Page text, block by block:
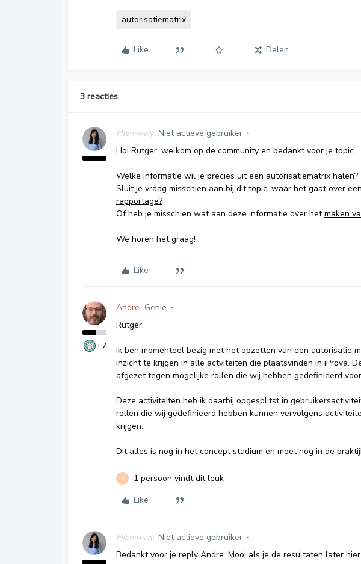
autorisatiematrix
Like Delen
3 reacties
Hiewwaiy Niet actieve gebruiker
Hoi Rutger, welkom op de community en bedankt voor je topic.
Welke informatie wil je precies uit een autorisatiematrix halen?
Sluit je vraag misschien aan bij dittopic, waar het gaat over
rapportage?
Of heb je misschien wat aan deze informatie over hetmaken
We horen het graag!
Like
+7
Andre Genie
Rutger,
ik ben momenteel bezig met het opzetten van een autorisatie
inzicht te krijgen in alle actviteiten die plaatsvinden in iProva.
afgezet tegen mogelijke rollen die wij hebben gedefinieerd
Deze activiteiten heb ik daarbij opgesplitst in
rollen die wij gedefinieerd hebben kunnen vervolgens
krijgen.
Dit alles is nog in het concept stadium en moet nog in de
E
1 persoon vindt dit leuk
Like
Hiewwaiy Niet actieve gebruiker
Bedankt voor je reply Andre. Mooi als je de resultaten later